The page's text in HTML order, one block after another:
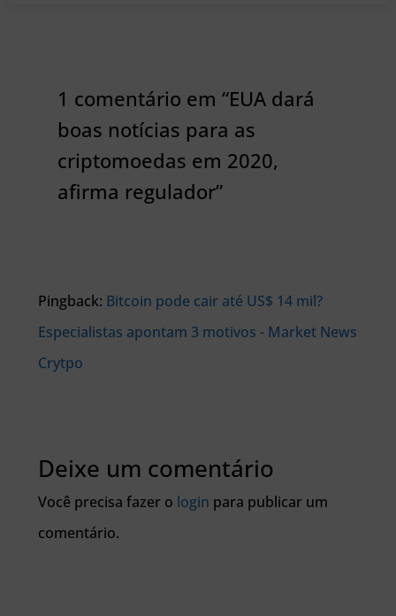
1 comentário em “EUA dará
boas notícias para as
criptomoedas em 2020,
afirma regulador”
Pingback: Bitcoin pode cair até US$ 14 mil?
Especialistas apontam 3 motivos - Market News
Crytpo
Deixe um comentário
Você precisa fazer o login para publicar um
comentário.